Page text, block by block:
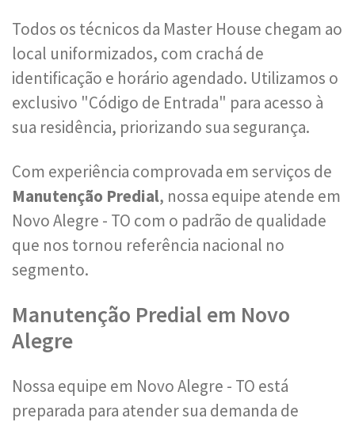
Todos os técnicos da Master House chegam ao
local uniformizados, com crachá de
identificação e horário agendado. Utilizamos o
exclusivo "Código de Entrada" para acesso à
sua residência, priorizando sua segurança.
Com experiência comprovada em serviços de
Manutenção Predial, nossa equipe atende em
Novo Alegre - TO com o padrão de qualidade
que nos tornou referência nacional no
segmento.
Manutenção Predial em Novo
Alegre
Nossa equipe em Novo Alegre - TO está
preparada para atender sua demanda de